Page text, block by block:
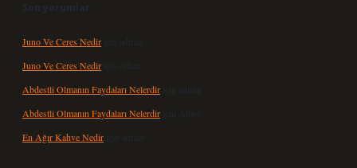
Son yorumlar
Juno Ve Ceres Nedir için
admin
Juno Ve Ceres Nedir için Altan
Abdestli Olmanın Faydaları Nelerdir için
admin
Abdestli Olmanın Faydaları Nelerdir için Alper
En Ağır Kahve Nedir için admin